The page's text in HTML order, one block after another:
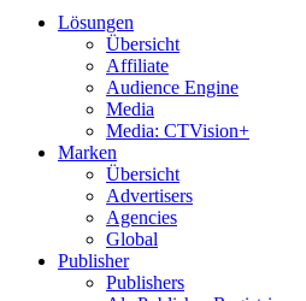
Lösungen
Übersicht
Affiliate
Audience Engine
Media
Media: CTVision+
Marken
Übersicht
Advertisers
Agencies
Global
Publisher
Publishers